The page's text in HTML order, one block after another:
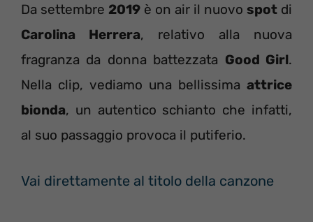
Da settembre 2019 è on air il nuovo spot di
Carolina Herrera, relativo alla nuova
fragranza da donna battezzata Good Girl.
Nella clip, vediamo una bellissima attrice
bionda, un autentico schianto che infatti,
al suo passaggio provoca il putiferio.
Vai direttamente al titolo della canzone